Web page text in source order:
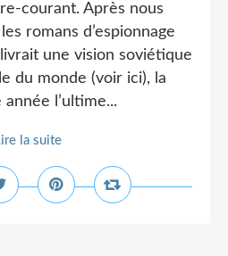
courant. Après nous
romans d’espionnage
une vision soviétique
du monde (voir ici), la
l’ultime...
la suite